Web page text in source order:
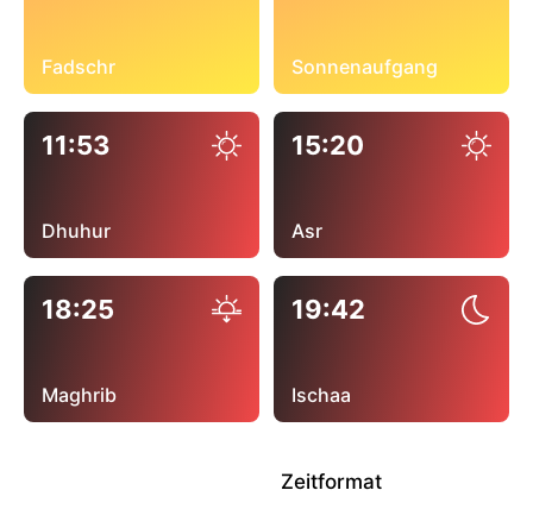
Fadschr Sonnenaufgang
11:53
Dhuhur
15:20
Asr
18:25
Maghrib
19:42
Ischaa
Zeitformat